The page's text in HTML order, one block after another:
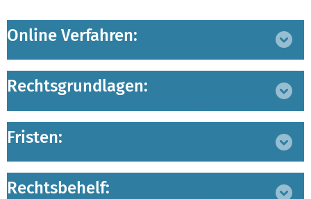
Online Verfahren:
Rechtsgrundlagen:
Fristen:
Rechtsbehelf: